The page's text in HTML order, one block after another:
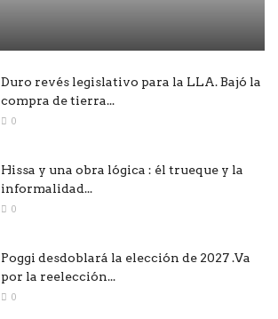
Duro revés legislativo para la LLA. Bajó la
compra de tierra...
0
Hissa y una obra lógica : él trueque y la
informalidad...
0
Poggi desdoblará la elección de 2027 .Va
por la reelección...
0